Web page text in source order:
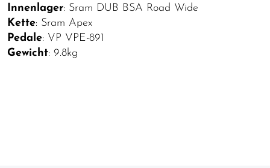
Innenlager: Sram DUB BSA Road Wide
Kette: Sram Apex
Pedale: VP VPE-891
Gewicht: 9.8kg